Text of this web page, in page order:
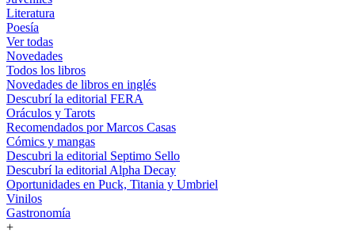
Literatura
Poesía
Ver todas
Novedades
Todos los libros
Novedades de libros en inglés
Descubrí la editorial FERA
Oráculos y Tarots
Recomendados por Marcos Casas
Cómics y mangas
Descubri la editorial Septimo Sello
Descubrí la editorial Alpha Decay
Oportunidades en Puck, Titania y Umbriel
Vinilos
Gastronomía
+